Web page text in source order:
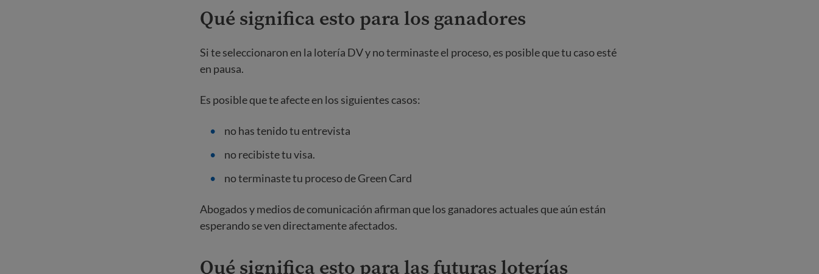
Qué significa esto para los ganadores
Si te seleccionaron en la lotería DV y no terminaste el proceso, es posible que tu caso esté
en pausa.
Es posible que te afecte en los siguientes casos:
no has tenido tu entrevista
no recibiste tu visa.
no terminaste tu proceso de Green Card
Abogados y medios de comunicación afirman que los ganadores actuales que aún están
esperando se ven directamente afectados.
Qué significa esto para las futuras loterías